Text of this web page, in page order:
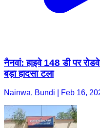
नैनवां: हाइवे 148 डी पर